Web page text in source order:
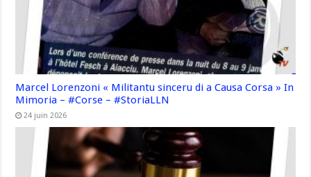
Marcel Lorenzoni « Militantu sinceru di a Causa Corsa » In
Mimoria – #Corse – #StoriaLLN
24 juin 2026